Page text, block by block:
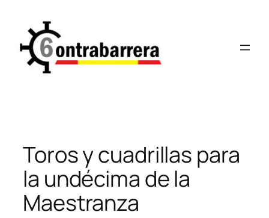
contenido
Toros y cuadrillas para
la undécima de la
Maestranza